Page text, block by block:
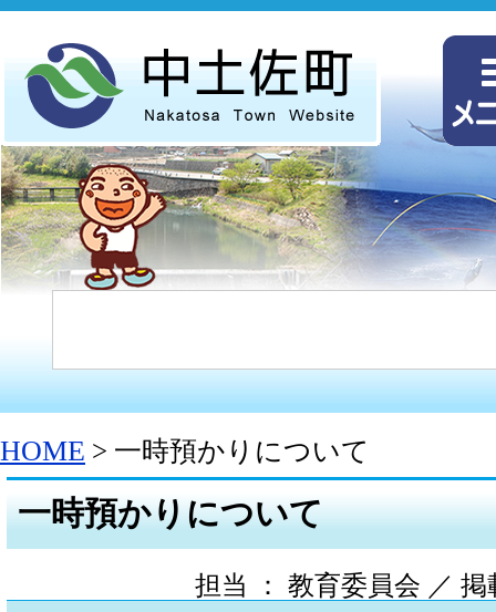
HOME > 一時預かりについて
一時預かりについて
担当 ： 教育委員会 ／ 掲